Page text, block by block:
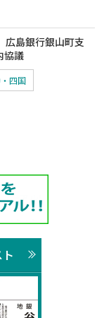
島銀行銀山町支
協議
四国